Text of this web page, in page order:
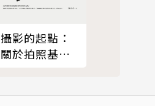
攝影的起點：
關於拍照基本